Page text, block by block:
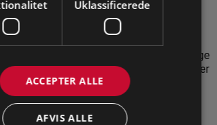
viser vores værdi
let at afkode, at ansættelser på særlige
for de personer, der får et arbejde. De er
der fungerer – det er stadig det
spammer! Læs vores privatlivspolitik
information.
Uklassificerede
ACCEPTER ALLE
AFVIS ALLE